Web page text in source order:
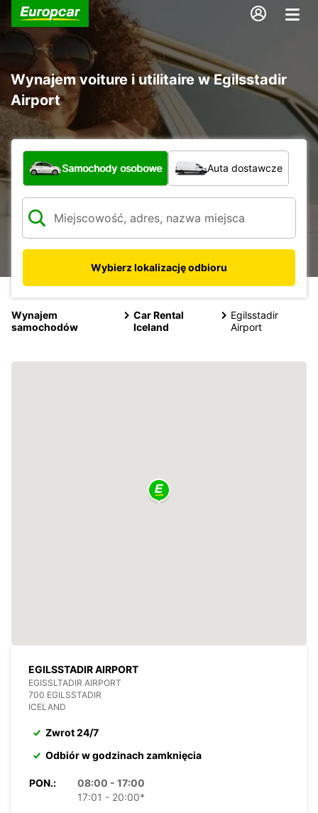
Wynajem voiture i utilitaire w Egilsstadir
Airport
Jaki typ pojazdu?
Samochody osobowe Auta dostawcze
Wybierz lokalizację odbioru
Wynajem
samochodów
Car Rental
Iceland
Egilsstadir
Airport
EGILSSTADIR AIRPORT
EGISSLTADIR AIRPORT
700 EGILSSTADIR
ICELAND
Zwrot 24/7
Odbiór w godzinach zamknięcia
PON.:
08:00 - 17:00
17:01 - 20:00*